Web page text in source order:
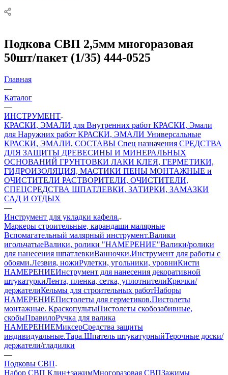
Подкова СВП 2,5мм многоразовая
50шт/пакет (1/35) 444-0525
Главная
—
Каталог
—
ИНСТРУМЕНТ
КРАСКИ, ЭМАЛИ для Внутренних работ КРАСКИ, Эмали
для Наружних работ КРАСКИ, ЭМАЛИ Универсальные
КРАСКИ, ЭМАЛИ, СОСТАВЫ Спец назначения СРЕДСТВА
ДЛЯ ЗАЩИТЫ ДРЕВЕСИНЫ И МИНЕРАЛЬНЫХ
ОСНОВАНИЙ ГРУНТОВКИ ЛАКИ КЛЕЯ, ГЕРМЕТИКИ,
ГИДРОИЗОЛЯЦИЯ, МАСТИКИ ПЕНЫ МОНТАЖНЫЕ и
ОЧИСТИТЕЛИ РАСТВОРИТЕЛИ, ОЧИСТИТЕЛИ,
СПЕЦСРЕДСТВА ШПАТЛЕВКИ, ЗАТИРКИ, ЗАМАЗКИ
САД И ОТДЫХ
—
Инструмент для укладки кафеля.
Маркеры строительные, карандаши малярные
Вспомагательный малярный инструмент.Валики
игольчатыеВалики, ролики "НАМЕРЕНИЕ"Валики/ролики
для нанесения шпатлевкиВанночки.Инструмент для работы с
обоями.Лезвия, ножиРулетки, угольники, уровниКисти
НАМЕРЕНИЕИнструмент для нанесения декоративной
штукатуркиЛента, пленка, сетка, уплотнителиКрючки/
держателиКельмы для строительных работНаборы
НАМЕРЕНИЕПистолеты для герметиков.Пистолеты
монтажные. КраскопультыПистолеты скобозабивные,
скобыПравилоРучка для валика
НАМЕРЕНИЕМиксерСредства защиты
индивидуальные.Тара.Шпатель штукатурныйТерочные доски/
держатели/гладилки
—
Подковы СВП
Набор СВП Клин+зажимМногоразовая СВПЗажимы